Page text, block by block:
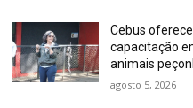
Cebus
capacitação
animais
agosto 5, 2026